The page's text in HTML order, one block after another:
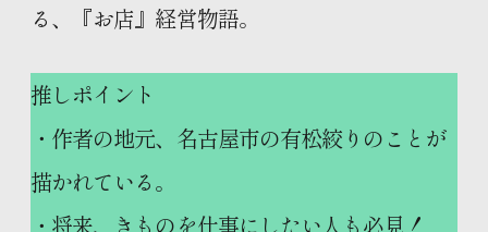
る、『お店』経営物語。
推しポイント
・作者の地元、名古屋市の有松絞りのことが
描かれている。
・将来、きものを仕事にしたい人も必見！